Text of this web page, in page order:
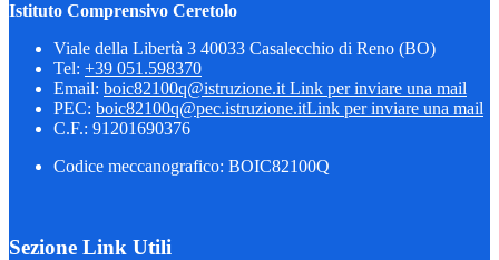
Istituto Comprensivo Ceretolo
Viale della Libertà 3 40033 Casalecchio di Reno (BO)
Tel: +39 051.598370
Email: boic82100q@istruzione.it Link per inviare una mail
PEC: boic82100q@pec.istruzione.itLink per inviare una mail
C.F.: 91201690376
Codice meccanografico: BOIC82100Q
Sezione Link Utili